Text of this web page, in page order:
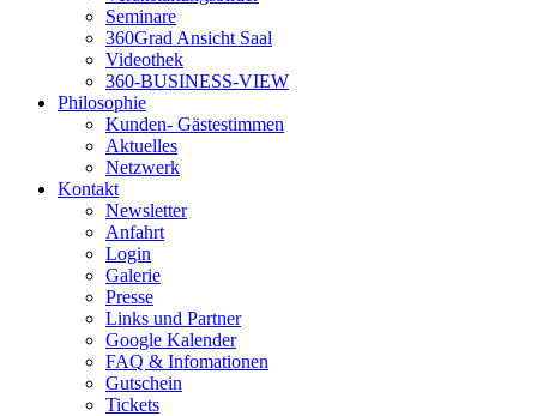
Seminare
360Grad Ansicht Saal
Videothek
360-BUSINESS-VIEW
Philosophie
Kunden- Gästestimmen
Aktuelles
Netzwerk
Kontakt
Newsletter
Anfahrt
Login
Galerie
Presse
Links und Partner
Google Kalender
FAQ & Infomationen
Gutschein
Tickets